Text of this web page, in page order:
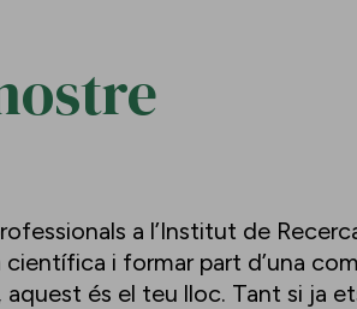
a l’Institut de
científica i formar part d’una
és el teu lloc. Tant si ja